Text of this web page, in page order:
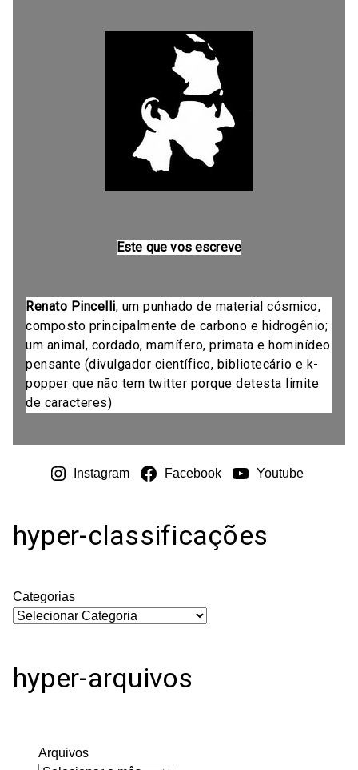
Este que vos escreve
Renato Pincelli, um punhado de material cósmico,
composto principalmente de carbono e hidrogênio;
um animal, cordado, mamífero, primata e hominídeo
pensante (divulgador científico, bibliotecário e k-
popper que não tem twitter porque detesta limite
de caracteres)
Instagram Facebook Youtube
hyper-classificações
Categorias
hyper-arquivos
Arquivos